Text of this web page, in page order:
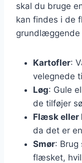
skal du bruge
kan findes i de
grundlæggende
Kartofler:
velegnede
Løg: Gule
de tilføjer
Flæsk eller
da det er
Smør: Brug
flæsket,